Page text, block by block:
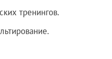
тренингов.